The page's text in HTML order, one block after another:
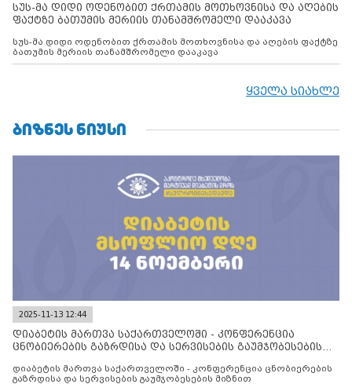
სუს-მა დიდი ოდენობით ქრთამის მოთხოვნისა და აღების
ფაქტზე ბათუმის მერიის თანამშრომელი დააკავა
სუს-მა დიდი ოდენობით ქრთამის მოთხოვნისა და აღების ფაქტზე
ბათუმის მერიის თანამშრომელი დააკავა
ყველა სიახლე
ᲑᲘᲖᲜᲔᲡ ᲜᲘᲣᲡᲘ
2025-11-13 12:44
დიაბეტის მართვა საქართველოში - კონფერენცია
ცნობიერების გაზრდისა და სერვისების გაუმჯობესების
დიაბეტის მართვა საქართველოში - კონფერენცია ცნობიერების
გაზრდისა და სერვისების გაუმჯობესების მიზნით